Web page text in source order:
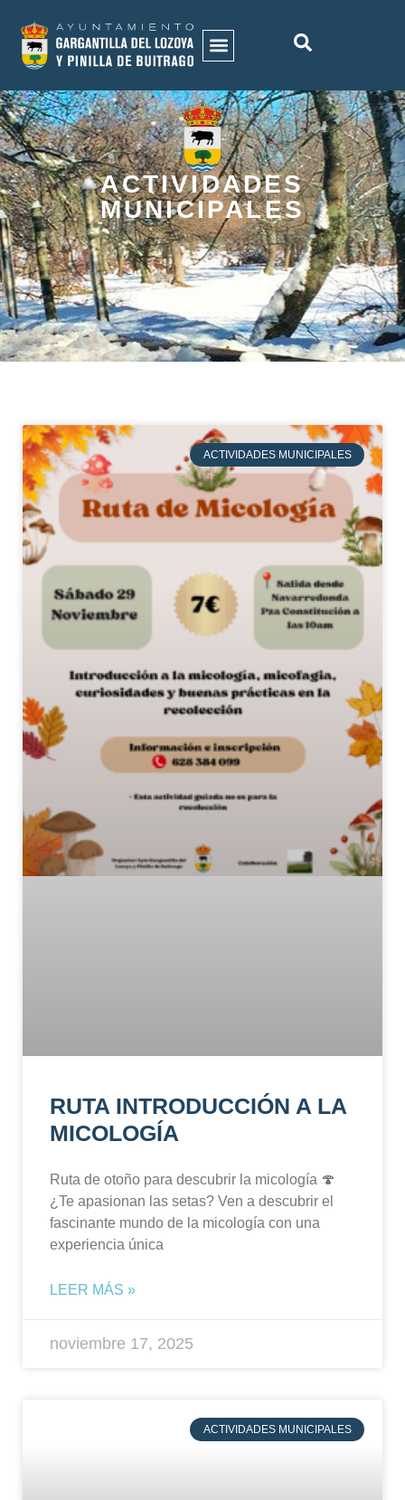
ACTIVIDADES
MUNICIPALES
ACTIVIDADES MUNICIPALES
RUTA INTRODUCCIÓN A LA
MICOLOGÍA
Ruta de otoño para descubrir la micología 🍄
¿Te apasionan las setas? Ven a descubrir el
fascinante mundo de la micología con una
experiencia única
LEER MÁS »
noviembre 17, 2025
ACTIVIDADES MUNICIPALES